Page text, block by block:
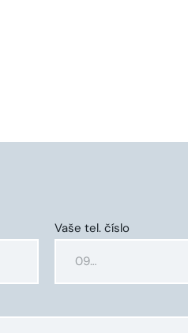
Vaše tel. číslo